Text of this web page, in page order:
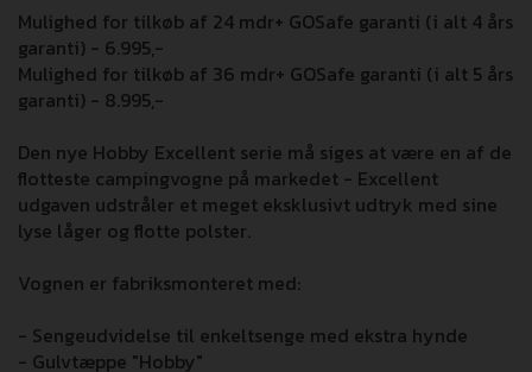
Mulighed for tilkøb af 24 mdr+ GOSafe garanti (i alt 4 års
garanti) - 6.995,-
Mulighed for tilkøb af 36 mdr+ GOSafe garanti (i alt 5 års
garanti) - 8.995,-
Den nye Hobby Excellent serie må siges at være en af de
flotteste campingvogne på markedet - Excellent
udgaven udstråler et meget eksklusivt udtryk med sine
lyse låger og flotte polster.
Vognen er fabriksmonteret med:
- Sengeudvidelse til enkeltsenge med ekstra hynde
- Gulvtæppe "Hobby"